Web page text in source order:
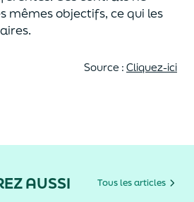
mêmes objectifs, ce qui les
Source : Cliquez-ici
AUSSI Tous les articles